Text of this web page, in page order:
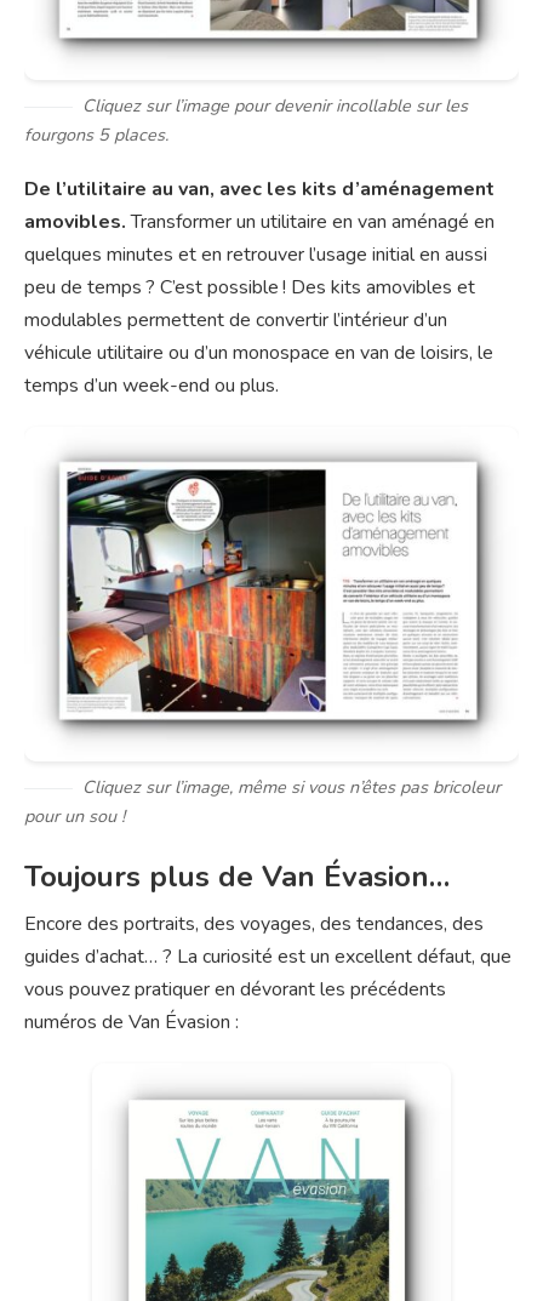
Cliquez sur l’image pour devenir incollable sur les
fourgons 5 places.
De l’utilitaire au van, avec les kits d’aménagement
amovibles.Transformer un utilitaire en van aménagé en
quelques minutes et en retrouver l’usage initial en aussi
peu de temps ? C’est possible ! Des kits amovibles et
modulables permettent de convertir l’intérieur d’un
véhicule utilitaire ou d’un monospace en van de loisirs, le
temps d’un week-end ou plus.
Cliquez sur l’image, même si vous n’êtes pas bricoleur
pour un sou !
Toujours plus de Van Évasion…
Encore des portraits, des voyages, des tendances, des
guides d’achat… ? La curiosité est un excellent défaut, que
vous pouvez pratiquer en dévorant les précédents
numéros de Van Évasion :